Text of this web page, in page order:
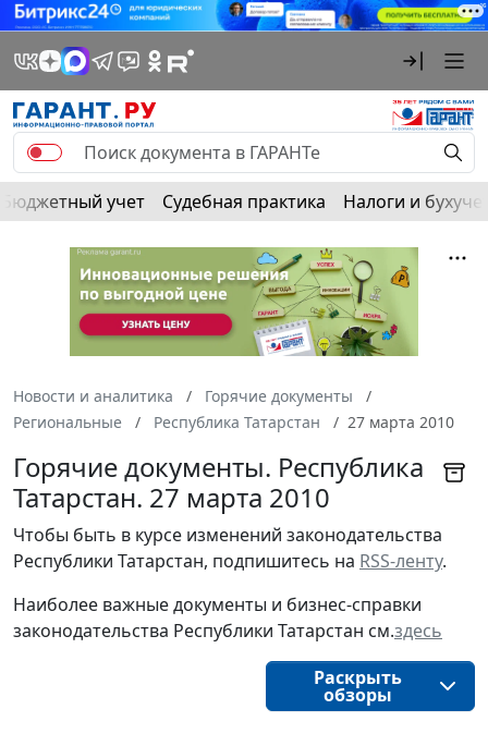
Бюджетный учет Судебная практика Налоги и
Новости и аналитика
Горячие документы
Региональные
Республика Татарстан 27 марта 2010
Горячие документы. Республика
Татарстан. 27 марта 2010
Чтобы быть в курсе изменений законодательства
Республики Татарстан, подпишитесь на RSS-ленту.
Наиболее важные документы и бизнес-справки
законодательства Республики Татарстан см.здесь
Раскрыть
обзоры